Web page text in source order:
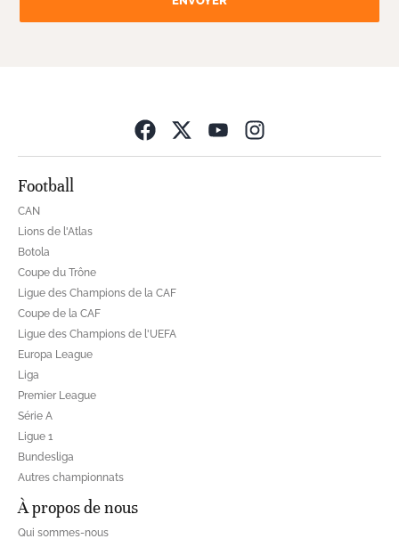
Football
CAN
Lions de l'Atlas
Botola
Coupe du Trône
Ligue des Champions de la CAF
Coupe de la CAF
Ligue des Champions de l'UEFA
Europa League
Liga
Premier League
Série A
Ligue 1
Bundesliga
Autres championnats
À propos de nous
Qui sommes-nous